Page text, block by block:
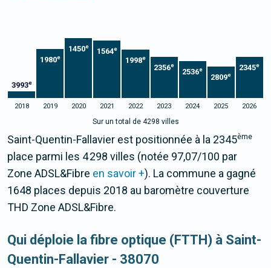
3993e
1980e
1450e
1564e
1998e
2356e
2536e
2809e
2345e
2018 2019 2020 2021 2022 2023 2024 2025 2026
Sur un total de 4298 villes
Saint-Quentin-Fallavier est positionnée à la 2345ème
place parmi les 4 298 villes (notée 97,07/100 par
Zone ADSL&Fibre en savoir +). La commune a gagné
1648 places depuis 2018 au baromètre couverture
THD Zone ADSL&Fibre.
Qui déploie la fibre optique (FTTH) à Saint-
Quentin-Fallavier - 38070